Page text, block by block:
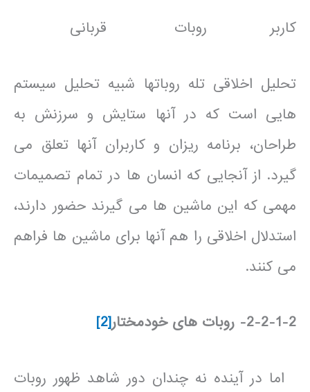
کاربر روبات قربانی
تحلیل اخلاقی تله روباتها شبیه تحلیل سیستم
هایی است که در آنها ستایش و سرزنش به
طراحان، برنامه ریزان و کاربران آنها تعلق می
گیرد. از آنجایی که انسان ها در تمام تصمیمات
مهمی که این ماشین ها می گیرند حضور دارند،
استدلال اخلاقی را هم آنها برای ماشین ها فراهم
می کنند.
2-2-1-2- روبات های خودمختار [2]
اما در آینده نه چندان دور شاهد ظهور روبات